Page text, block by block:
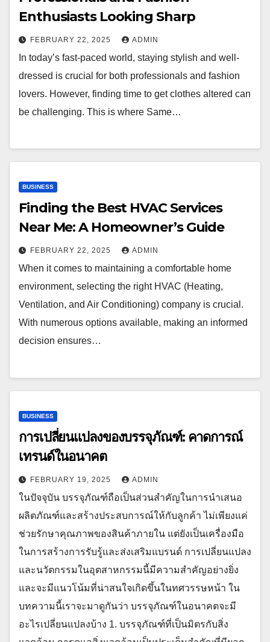
Enthusiasts Looking Sharp
FEBRUARY 22, 2025 ADMIN
In today’s fast-paced world, staying stylish and well-
dressed is crucial for both professionals and fashion
lovers. However, finding time to get clothes altered can
be challenging. This is where Same…
BUSINESS
Finding the Best HVAC Services
Near Me: A Homeowner’s Guide
FEBRUARY 22, 2025 ADMIN
When it comes to maintaining a comfortable home
environment, selecting the right HVAC (Heating,
Ventilation, and Air Conditioning) company is crucial.
With numerous options available, making an informed
decision ensures…
BUSINESS
การเปลี่ยนแปลงของบรรจุภัณฑ์: คาดการณ์
เทรนด์ในอนาคต
FEBRUARY 19, 2025 ADMIN
ในปัจจุบัน บรรจุภัณฑ์ถือเป็นส่วนสำคัญในการนำเสนอ
ผลิตภัณฑ์และสร้างประสบการณ์ให้กับลูกค้า ไม่เพียงแค่
ช่วยรักษาคุณภาพของสินค้าภายใน แต่ยังเป็นเครื่องมือ
ในการสร้างการรับรู้และส่งเสริมแบรนด์ การเปลี่ยนแปลง
และนวัตกรรมในอุตสาหกรรมนี้มีความสำคัญอย่างยิ่ง
และจะมีแนวโน้มที่น่าสนใจเกิดขึ้นในทศวรรษหน้า ใน
บทความนี้เราจะมาดูกันว่า บรรจุภัณฑ์ในอนาคตจะมี
อะไรเปลี่ยนแปลงบ้าง 1. บรรจุภัณฑ์ที่เป็นมิตรกับสิ่ง